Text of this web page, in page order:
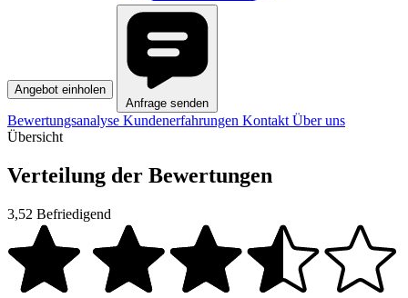
Angebot einholen
Anfrage senden
Bewertungsanalyse Kundenerfahrungen Kontakt Über uns
Übersicht
Verteilung der Bewertungen
3,52 Befriedigend